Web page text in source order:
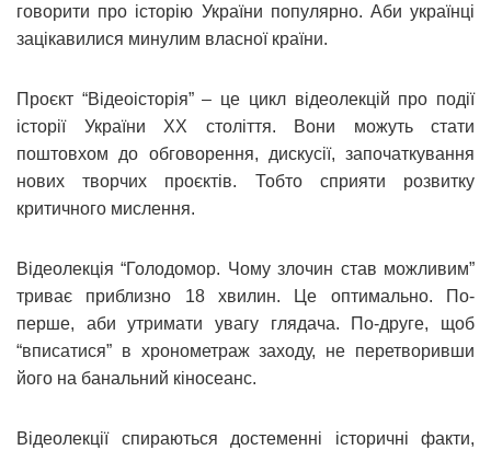
говорити про історію України популярно. Аби українці
зацікавилися минулим власної країни.
Проєкт “Відеоісторія” – це цикл відеолекцій про події
історії України ХХ століття. Вони можуть стати
поштовхом до обговорення, дискусії, започаткування
нових творчих проєктів. Тобто сприяти розвитку
критичного мислення.
Відеолекція “Голодомор. Чому злочин став можливим”
триває приблизно 18 хвилин. Це оптимально. По-
перше, аби утримати увагу глядача. По-друге, щоб
“вписатися” в хронометраж заходу, не перетворивши
його на банальний кіносеанс.
Відеолекції спираються достеменні історичні факти,